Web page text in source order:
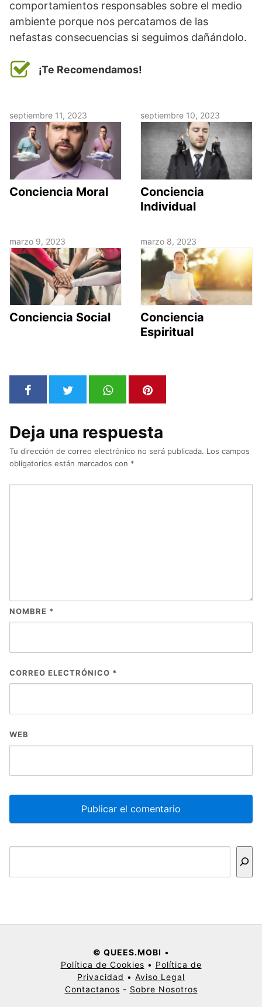
comportamientos responsables sobre el medio
ambiente porque nos percatamos de las
nefastas consecuencias si seguimos dañándolo.
¡Te Recomendamos!
septiembre 11, 2023
Conciencia Moral
septiembre 10, 2023
Conciencia
Individual
marzo 9, 2023
Conciencia Social
marzo 8, 2023
Conciencia
Espiritual
Deja una respuesta
Tu dirección de correo electrónico no será publicada. Los campos
obligatorios están marcados con *
NOMBRE *
CORREO ELECTRÓNICO *
WEB
© QUEES.MOBI •
Política de Cookies • Política de
Privacidad • Aviso Legal
Contactanos - Sobre Nosotros